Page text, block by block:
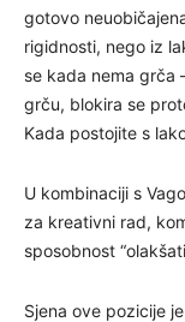
gotovo
rigidnosti, nego iz
se kada nema grča
grču, blokira se
Kada postojite s
U kombinaciji s
za kreativni rad,
sposobnost
Sjena ove pozicije